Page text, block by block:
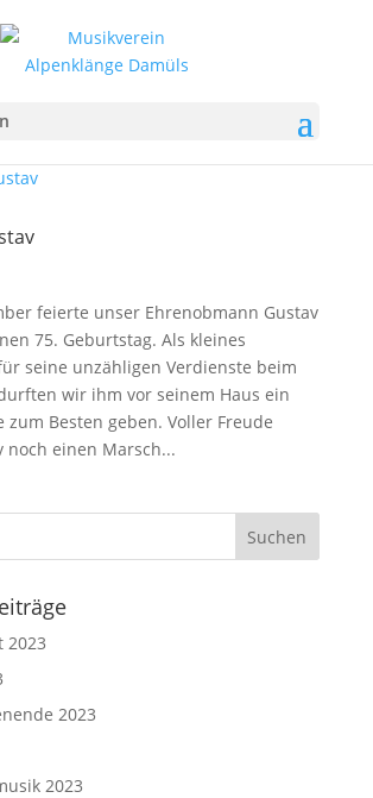
feierte unser Ehrenobmann Gustav
75. Geburtstag. Als kleines
seine unzähligen Verdienste beim
wir ihm vor seinem Haus ein
zum Besten geben. Voller Freude
noch einen Marsch...
2023
2023
2023